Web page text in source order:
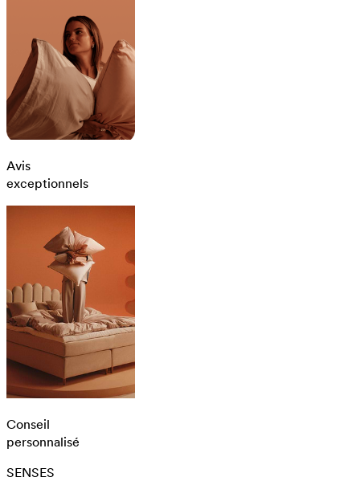
Avis
exceptionnels
Conseil
personnalisé
SENSES